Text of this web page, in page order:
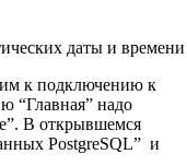
даты и
к подключению к
“Главная” надо
В открывшемся
PostgreSQL” и